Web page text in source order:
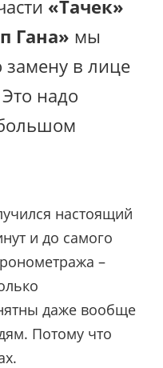
«Тачек»
Гана» мы
в лице
надо
настоящий
и до самого
–
даже вообще
Потому что